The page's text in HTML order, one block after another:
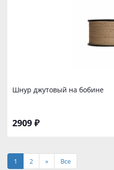
Шнур джутoвый на бобине
2909 ₽
1 2 » Все